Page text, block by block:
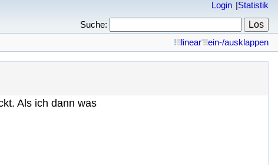
Login
Statistik
Suche:
linear ein-/ausklappen
Als ich dann was